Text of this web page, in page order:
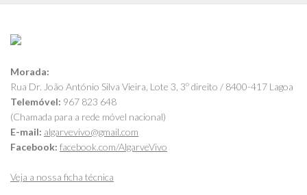
Morada:
Rua Dr. João António Silva Vieira, Lote 3, 3º direito / 8400-417 Lagoa
Telemóvel: 967 823 648
(Chamada para a rede móvel nacional)
E-mail: algarvevivo@gmail.com
Facebook: facebook.com/AlgarveVivo
Veja a nossa ficha técnica